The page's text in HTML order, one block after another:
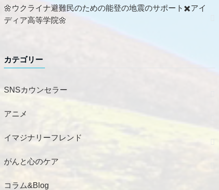
🌼ウクライナ避難民のための能登の地震のサポート✖️アイ
ディア高等学院🌼
カテゴリー
SNSカウンセラー
アニメ
イマジナリーフレンド
がんと心のケア
コラム&Blog